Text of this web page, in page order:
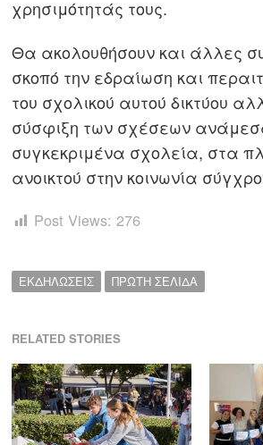
χρησιμότητάς τους.
Θα ακολουθήσουν και άλλες
σκοπό την εδραίωση και
του σχολικού αυτού δικτύου
σύσφιξη των σχέσεων
συγκεκριμένα σχολεία, στα
ανοικτού στην κοινωνία
Post Views: 276
ΕΚΔΗΛΩΣΕΙΣ ΠΡΩΤΗ ΣΕΛΙΔΑ
RELATED STORIES